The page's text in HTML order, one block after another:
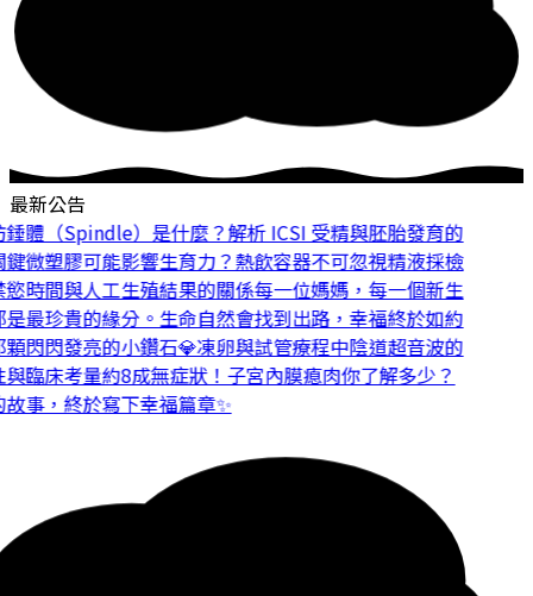
最新公告
體（Spindle）是什麼？解析 ICSI 受精與胚胎發育的
微塑膠可能影響生育力？熱飲容器不可忽視精液採檢
時間與人工生殖結果的關係每一位媽媽，每一個新生
最珍貴的緣分。生命自然會找到出路，幸福終於如約
閃閃發亮的小鑽石💎凍卵與試管療程中陰道超音波的
臨床考量約8成無症狀！子宮內膜瘜肉你了解多少？
事，終於寫下幸福篇章✨